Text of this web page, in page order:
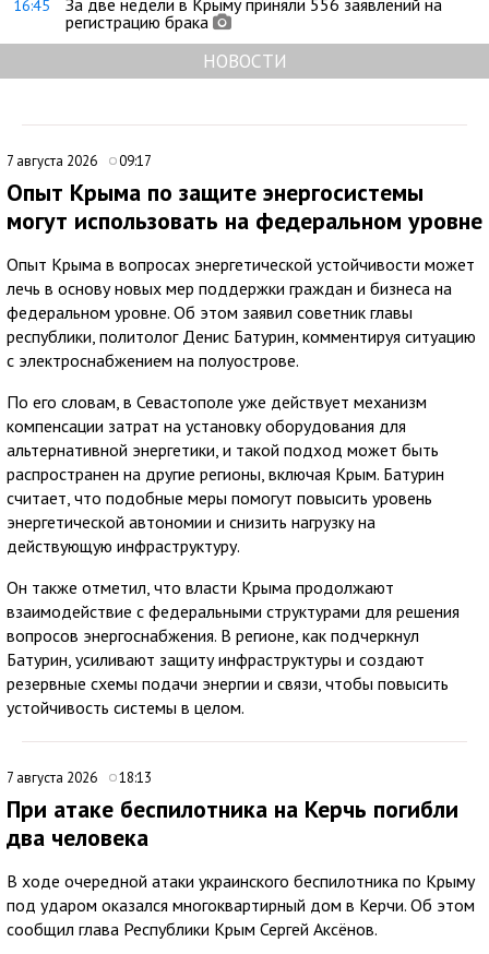
16:45
регистрацию брака
НОВОСТИ
7 августа 2026 09:17
Опыт Крыма по защите энергосистемы
могут использовать на федеральном уровне
Опыт Крыма в вопросах энергетической устойчивости может
лечь в основу новых мер поддержки граждан и бизнеса на
федеральном уровне. Об этом заявил советник главы
республики, политолог Денис Батурин, комментируя ситуацию
с электроснабжением на полуострове.
По его словам, в Севастополе уже действует механизм
компенсации затрат на установку оборудования для
альтернативной энергетики, и такой подход может быть
распространен на другие регионы, включая Крым. Батурин
считает, что подобные меры помогут повысить уровень
энергетической автономии и снизить нагрузку на
действующую инфраструктуру.
Он также отметил, что власти Крыма продолжают
взаимодействие с федеральными структурами для решения
вопросов энергоснабжения. В регионе, как подчеркнул
Батурин, усиливают защиту инфраструктуры и создают
резервные схемы подачи энергии и связи, чтобы повысить
устойчивость системы в целом.
7 августа 2026 18:13
При атаке беспилотника на Керчь погибли
два человека
В ходе очередной атаки украинского беспилотника по Крыму
под ударом оказался многоквартирный дом в Керчи. Об этом
сообщил глава Республики Крым Сергей Аксёнов.